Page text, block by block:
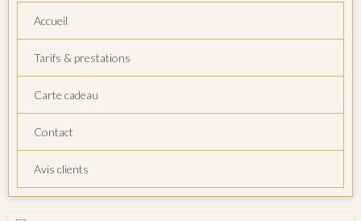
Accueil
Tarifs & prestations
Carte cadeau
Contact
Avis clients